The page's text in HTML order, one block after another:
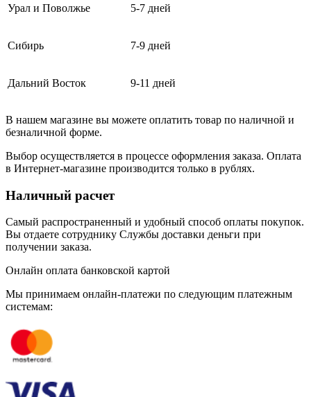
Урал и Поволжье 5-7 дней
Сибирь 7-9 дней
Дальний Восток 9-11 дней
В нашем магазине вы можете оплатить товар по наличной и
безналичной форме.
Выбор осуществляется в процессе оформления заказа. Оплата
в Интернет-магазине производится только в рублях.
Наличный расчет
Самый распространенный и удобный способ оплаты покупок.
Вы отдаете сотруднику Службы доставки деньги при
получении заказа.
Онлайн оплата банковской картой
Мы принимаем онлайн-платежи по cледующим платежным
системам: